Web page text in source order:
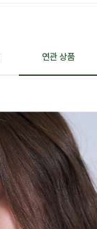
연관 상품